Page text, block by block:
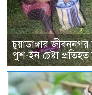
চুয়াডাঙ্গার
পুশ-ইন চেষ্টা